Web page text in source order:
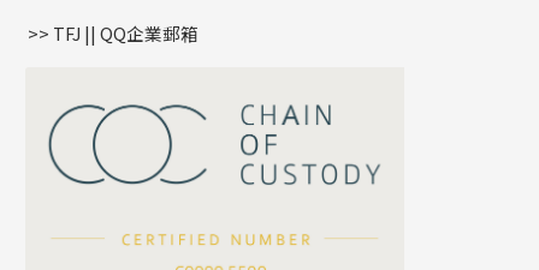
公司名稱
嘴唇鏈系列
S車花鏈系列
珍珠鏈系列
坦克鏈系列
滿天星鏈系列
方假繩鏈系列
星座吊墜
珠扣
>> TFJ || QQ企業郵箱